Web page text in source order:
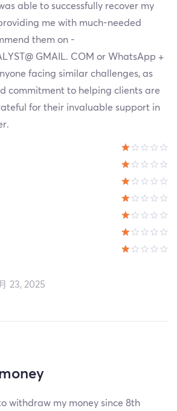
able to successfully recover my
me with much-needed
them on -
GMAIL. COM or WhatsApp +
facing similar challenges, as
commitment to helping clients are
for their invaluable support in
23, 2025
withdraw my money since 8th